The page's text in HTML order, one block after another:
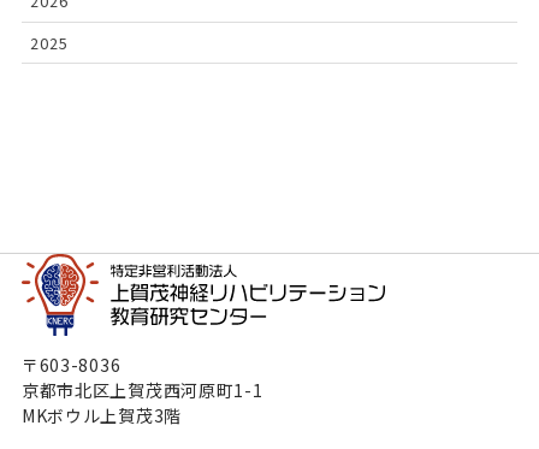
2025
〒603-8036
京都市北区上賀茂西河原町1-1
MKボウル上賀茂3階